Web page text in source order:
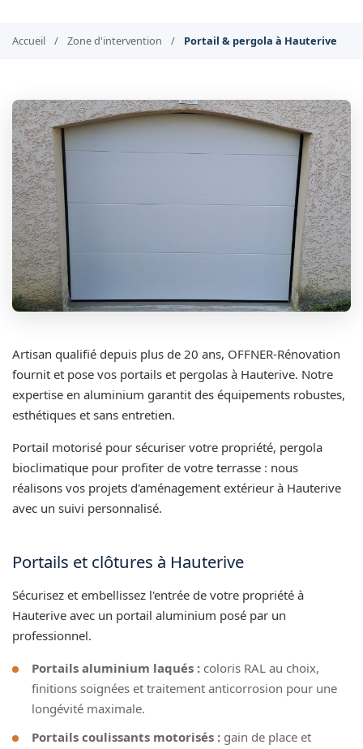
Accueil / Zone d'intervention / Portail & pergola à Hauterive
Artisan qualifié depuis plus de 20 ans, OFFNER-Rénovation
fournit et pose vos portails et pergolas à Hauterive. Notre
expertise en aluminium garantit des équipements robustes,
esthétiques et sans entretien.
Portail motorisé pour sécuriser votre propriété, pergola
bioclimatique pour profiter de votre terrasse : nous
réalisons vos projets d'aménagement extérieur à Hauterive
avec un suivi personnalisé.
Portails et clôtures à Hauterive
Sécurisez et embellissez l'entrée de votre propriété à
Hauterive avec un portail aluminium posé par un
professionnel.
Portails aluminium laqués : coloris RAL au choix,
finitions soignées et traitement anticorrosion pour une
longévité maximale.
Portails coulissants motorisés : gain de place et